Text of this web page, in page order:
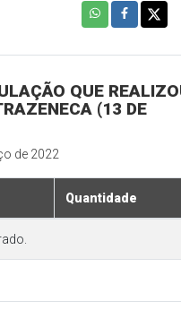
QUE
(13 DE
de 2022
Quantidade